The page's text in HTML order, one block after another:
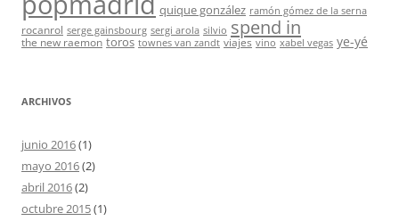
quique gonzález ramón gómez de la serna
rocanrol serge gainsbourg sergi arola silvio spend in
the new raemon toros townes van zandt viajes vino xabel vegas ye-yé
ARCHIVOS
junio 2016(1)
mayo 2016(2)
abril 2016(2)
octubre 2015(1)